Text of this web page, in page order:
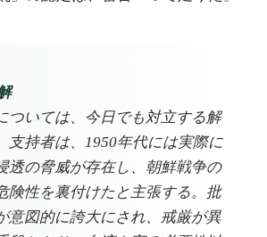
ついては、今日でも対立する解
支持者は、1950年代には実際に
透の脅威が存在し、朝鮮戦争の
険性を裏付けたと主張する。批
意図的に誇大にされ、戒厳が異